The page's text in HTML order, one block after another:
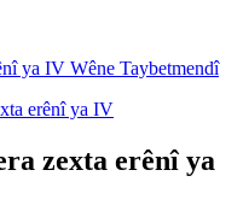
zexta erênî ya